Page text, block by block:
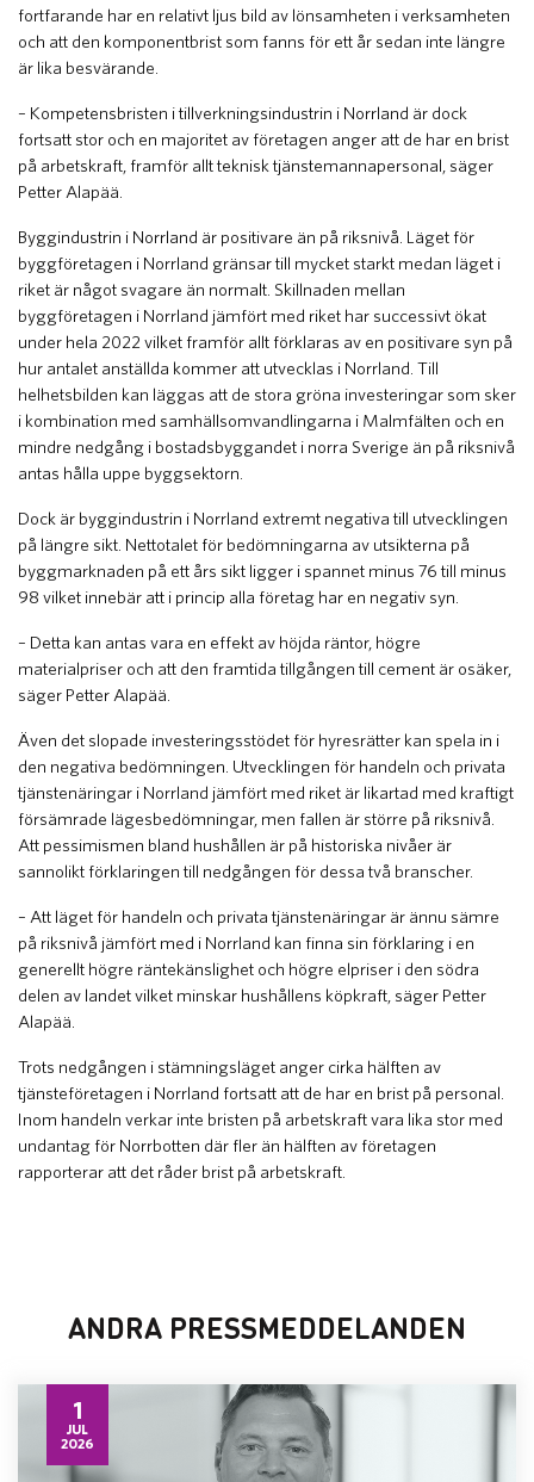
fortfarande har en relativt ljus bild av lönsamheten i verksamheten
och att den komponentbrist som fanns för ett år sedan inte längre
är lika besvärande.
– Kompetensbristen i tillverkningsindustrin i Norrland är dock
fortsatt stor och en majoritet av företagen anger att de har en brist
på arbetskraft, framför allt teknisk tjänstemannapersonal, säger
Petter Alapää.
Byggindustrin i Norrland är positivare än på riksnivå. Läget för
byggföretagen i Norrland gränsar till mycket starkt medan läget i
riket är något svagare än normalt. Skillnaden mellan
byggföretagen i Norrland jämfört med riket har successivt ökat
under hela 2022 vilket framför allt förklaras av en positivare syn på
hur antalet anställda kommer att utvecklas i Norrland. Till
helhetsbilden kan läggas att de stora gröna investeringar som sker
i kombination med samhällsomvandlingarna i Malmfälten och en
mindre nedgång i bostadsbyggandet i norra Sverige än på riksnivå
antas hålla uppe byggsektorn.
Dock är byggindustrin i Norrland extremt negativa till utvecklingen
på längre sikt. Nettotalet för bedömningarna av utsikterna på
byggmarknaden på ett års sikt ligger i spannet minus 76 till minus
98 vilket innebär att i princip alla företag har en negativ syn.
– Detta kan antas vara en effekt av höjda räntor, högre
materialpriser och att den framtida tillgången till cement är osäker,
säger Petter Alapää.
Även det slopade investeringsstödet för hyresrätter kan spela in i
den negativa bedömningen. Utvecklingen för handeln och privata
tjänstenäringar i Norrland jämfört med riket är likartad med kraftigt
försämrade lägesbedömningar, men fallen är större på riksnivå.
Att pessimismen bland hushållen är på historiska nivåer är
sannolikt förklaringen till nedgången för dessa två branscher.
– Att läget för handeln och privata tjänstenäringar är ännu sämre
på riksnivå jämfört med i Norrland kan finna sin förklaring i en
generellt högre räntekänslighet och högre elpriser i den södra
delen av landet vilket minskar hushållens köpkraft, säger Petter
Alapää.
Trots nedgången i stämningsläget anger cirka hälften av
tjänsteföretagen i Norrland fortsatt att de har en brist på personal.
Inom handeln verkar inte bristen på arbetskraft vara lika stor med
undantag för Norrbotten där fler än hälften av företagen
rapporterar att det råder brist på arbetskraft.
ANDRA PRESSMEDDELANDEN
1
JUL
2026